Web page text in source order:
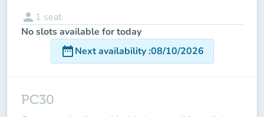
person 1 seat
No slots available for today
date_rangeNext availability:08/10/2026
PC30